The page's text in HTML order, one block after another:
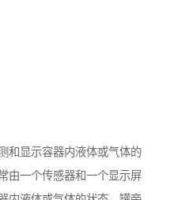
和显示容器内液体或气体的
由一个传感器和一个显示屏